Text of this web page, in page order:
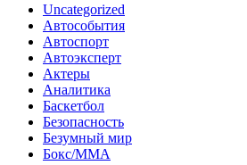
Uncategorized
Автособытия
Автоспорт
Автоэксперт
Актеры
Аналитика
Баскетбол
Безопасность
Безумный мир
Бокс/MMA